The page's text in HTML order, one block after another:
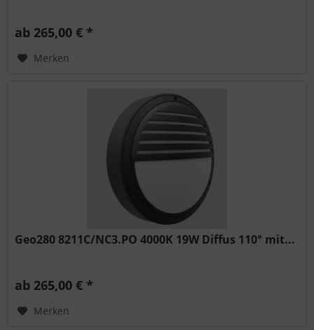
ab 265,00 € *
Merken
Geo280 8211C/NC3.PO 4000K 19W Diffus 110° mit...
ab 265,00 € *
Merken